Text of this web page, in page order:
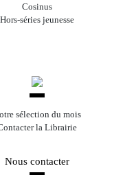
Cosinus
Hors-séries jeunesse
sélection du mois
la Librairie
Nous contacter